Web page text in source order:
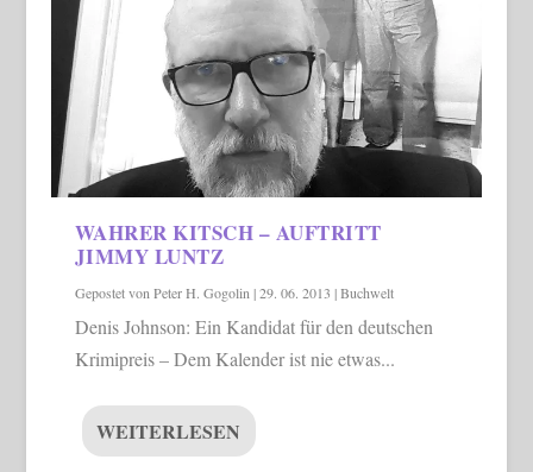
WAHRER KITSCH – AUFTRITT
JIMMY LUNTZ
Gepostet von Peter H. Gogolin |29. 06. 2013 |Buchwelt
Denis Johnson: Ein Kandidat für den deutschen
Krimipreis – Dem Kalender ist nie etwas...
WEITERLESEN